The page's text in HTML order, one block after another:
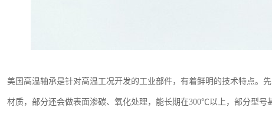
美国高温轴承是针对高温工况开发的工业部件，有着鲜明的技术特点。
材质，部分还会做表面渗碳、氧化处理，能长期在300℃以上，部分型号